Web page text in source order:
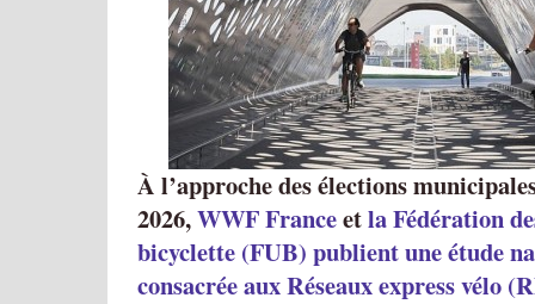
À l’approche des élections
2026,WWF Franceetla Fédération
bicyclette (FUB) publient une étude
consacrée aux Réseaux express vélo